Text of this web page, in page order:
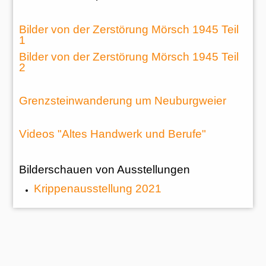
Bilder von der Zerstörung Mörsch 1945 Teil
1
Bilder von der Zerstörung Mörsch 1945 Teil
2
Grenzsteinwanderung um Neuburgweier
Videos "Altes Handwerk und Berufe"
Bilderschauen von Ausstellungen
Krippenausstellung 2021